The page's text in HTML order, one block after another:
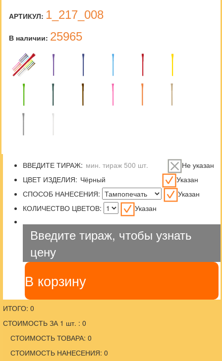
АРТИКУЛ: 1_217_008
В наличии: 25965
ВВЕДИТЕ ТИРАЖ:
Не указан
ЦВЕТ ИЗДЕЛИЯ:
Указан
СПОСОБ НАНЕСЕНИЯ:
Указан
КОЛИЧЕСТВО ЦВЕТОВ:
Указан
Введите тираж, чтобы узнать
цену
В корзину
ИТОГО: 0
СТОИМОСТЬ ЗА 1 шт. : 0
СТОИМОСТЬ ТОВАРА: 0
СТОИМОСТЬ НАНЕСЕНИЯ: 0